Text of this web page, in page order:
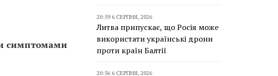
симптомами
20:59 6 СЕРПНЯ, 2026
Литва припускає, що Росія може
використати українські дрони
проти країн Балтії
20:56 6 СЕРПНЯ, 2026